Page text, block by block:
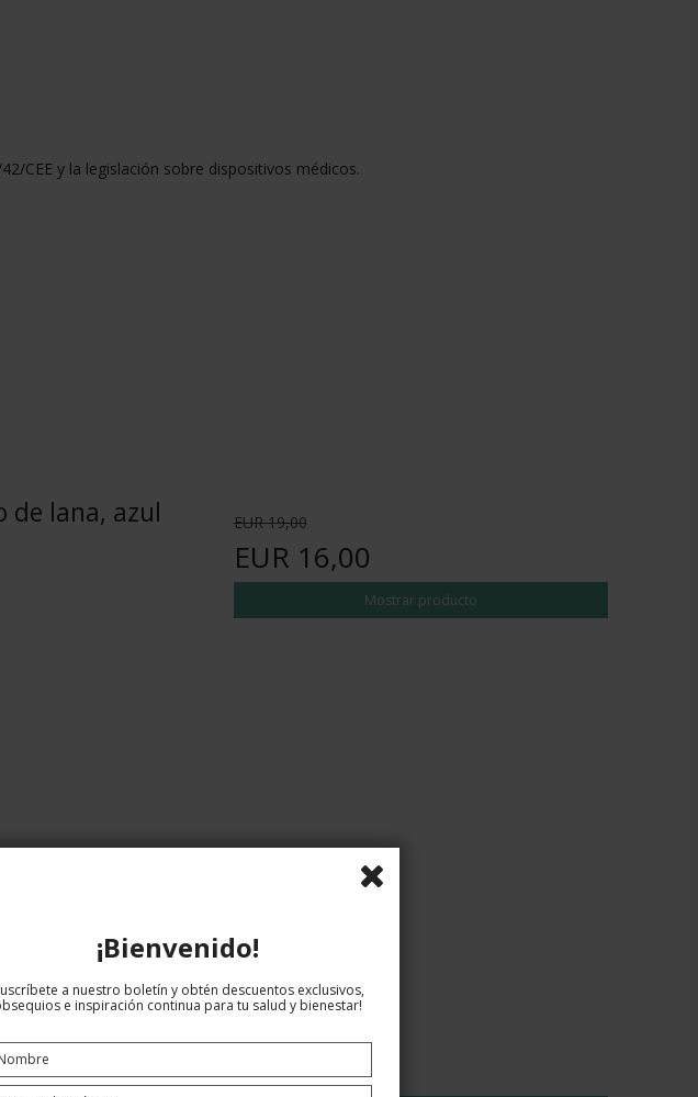
CEE y la legislación sobre dispositivos médicos.
de lana, azul
EUR 19,00
EUR 16,00
Mostrar producto
lana, gris
EUR 16,00
¡Bienvenido!
a nuestro boletín y obtén descuentos exclusivos,
e inspiración continua para tu salud y bienestar!